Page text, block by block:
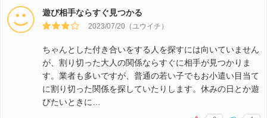
遊び相手ならすぐ見つかる
2023/07/20（ユウイチ）
ちゃんとした付き合いをする人を探すには向いていません
が、割り切った大人の関係ならすぐに相手が見つかりま
す。業者も多いですが、普通の若い子でもお小遣い目当て
に割り切った関係を探していたりします。休みの日とか遊
びたいときに…